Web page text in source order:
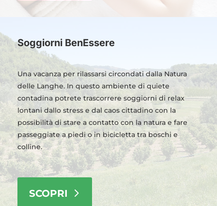
Soggiorni BenEssere
Una vacanza per rilassarsi circondati dalla Natura
delle Langhe. In questo ambiente di quiete
contadina potrete trascorrere soggiorni di relax
lontani dallo stress e dal caos cittadino con la
possibilità di stare a contatto con la natura e fare
passeggiate a piedi o in bicicletta tra boschi e
colline.
SCOPRI